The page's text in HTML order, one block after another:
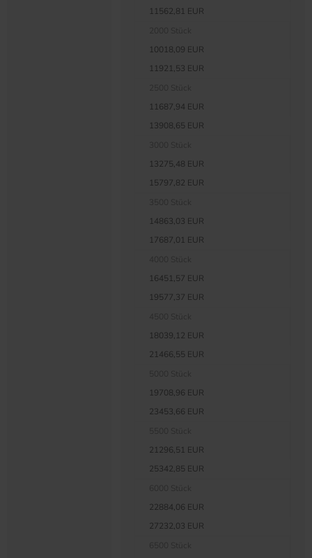
11562,81 EUR
10018,09 EUR
11921,53 EUR
11687,94 EUR
13908,65 EUR
13275,48 EUR
15797,82 EUR
14863,03 EUR
17687,01 EUR
16451,57 EUR
19577,37 EUR
18039,12 EUR
21466,55 EUR
19708,96 EUR
23453,66 EUR
21296,51 EUR
25342,85 EUR
22884,06 EUR
27232,03 EUR